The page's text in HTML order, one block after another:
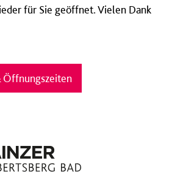
für Sie geöffnet. Vielen Dank
Öffnungszeiten